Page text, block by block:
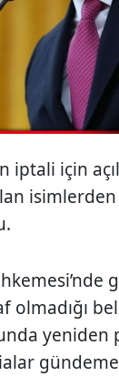
iptali için
olmadığı
yeniden
gündeme